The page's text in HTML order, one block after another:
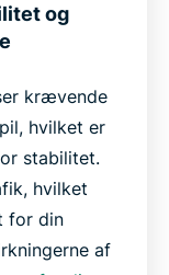
og
krævende
hvilket er
stabilitet.
hvilket
for din
af